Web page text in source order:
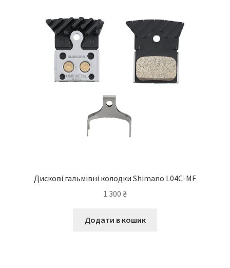
Дискові гальмівні колодки Shimano L04C-MF
1 300 ₴
Додати в кошик